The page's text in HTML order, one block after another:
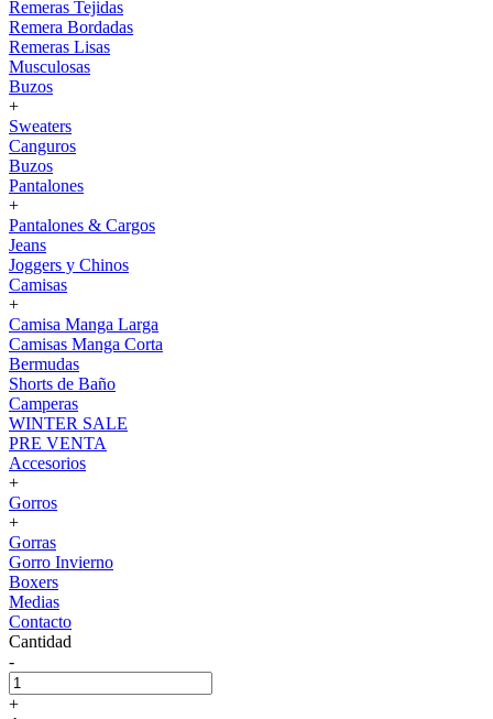
Remeras Tejidas
Remera Bordadas
Remeras Lisas
Musculosas
Buzos
+
Sweaters
Canguros
Buzos
Pantalones
+
Pantalones & Cargos
Jeans
Joggers y Chinos
Camisas
+
Camisa Manga Larga
Camisas Manga Corta
Bermudas
Shorts de Baño
Camperas
WINTER SALE
PRE VENTA
Accesorios
+
Gorros
+
Gorras
Gorro Invierno
Boxers
Medias
Contacto
Cantidad
-
+